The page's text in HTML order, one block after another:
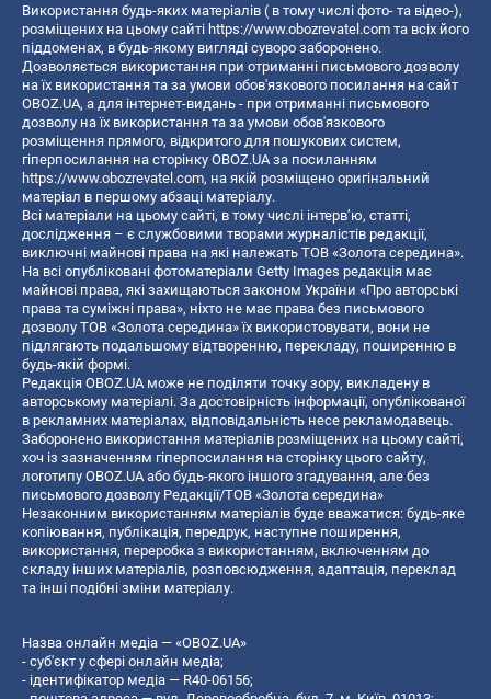
Використання будь-яких матеріалів ( в тому числі фото- та відео-),
розміщених на цьому сайті https://www.obozrevatel.com та всіх його
піддоменах, в будь-якому вигляді суворо заборонено.
Дозволяється використання при отриманні письмового дозволу
на їх використання та за умови обов'язкового посилання на сайт
OBOZ.UA, а для інтернет-видань - при отриманні письмового
дозволу на їх використання та за умови обов'язкового
розміщення прямого, відкритого для пошукових систем,
гіперпосилання на сторінку OBOZ.UA за посиланням
https://www.obozrevatel.com, на якій розміщено оригінальний
матеріал в першому абзаці матеріалу.
Всі матеріали на цьому сайті, в тому числі інтерв’ю, статті,
дослідження – є службовими творами журналістів редакції,
виключні майнові права на які належать ТОВ «Золота середина».
На всі опубліковані фотоматеріали Getty Images редакція має
майнові права, які захищаються законом України «Про авторські
права та суміжні права», ніхто не має права без письмового
дозволу ТОВ «Золота середина» їх використовувати, вони не
підлягають подальшому відтворенню, перекладу, поширенню в
будь-якій формі.
Редакція OBOZ.UA може не поділяти точку зору, викладену в
авторському матеріалі. За достовірність інформації, опублікованої
в рекламних матеріалах, відповідальність несе рекламодавець.
Заборонено використання матеріалів розміщених на цьому сайті,
хоч із зазначенням гіперпосилання на сторінку цього сайту,
логотипу OBOZ.UA або будь-якого іншого згадування, але без
письмового дозволу Редакції/ТОВ «Золота середина»
Незаконним використанням матеріалів буде вважатися: будь-яке
копiювання, публiкацiя, передрук, наступне поширення,
використання, переробка з використанням, включенням до
складу інших матеріалів, розповсюдження, адаптація, переклад
та інші подібні зміни матеріалу.
Назва онлайн медіа — «OBOZ.UA»
- суб'єкт у сфері онлайн медіа;
- ідентифікатор медіа — R40-06156;